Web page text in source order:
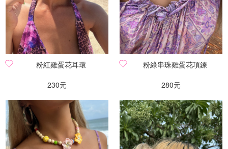
粉紅雞蛋花耳環
230元
粉綠串珠雞蛋花項鍊
280元